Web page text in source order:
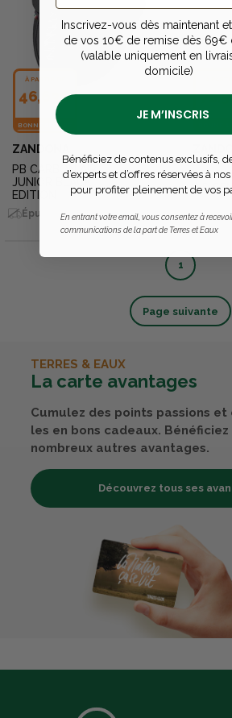
À PARTIR DE
46,63€
BONNE AFFAIRE
ZANDONA
PB CARBON AIR
JUNIOR BLACK
EDITION
Épuisé en livraison
AIR
1
Page suivante
TERRES & EAUX
La carte avantages
Cumulez des points passions et
les en bons cadeaux.
nombreux autres avantages.
Découvrez tous ses
Inscrivez-vous dès maintenant
de vos 10€ de remise dès 69€
(valable uniquement en
domicile)
JE M’INSCRIS
Bénéficiez de contenus exclusifs,
d’experts et d’offres réservées à
pour profiter pleinement de vos
En entrant votre email, vous consentez à
communications de la part de Terres et Eaux